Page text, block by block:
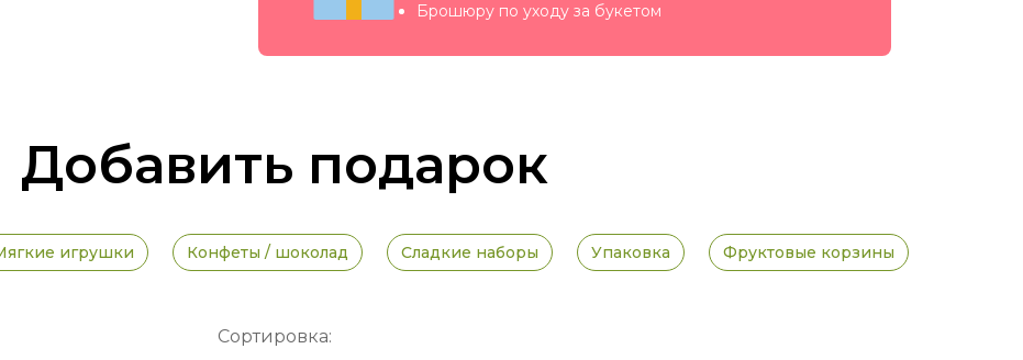
Брошюру по уходу за букетом
Добавить подарок
игрушки Конфеты / шоколад Сладкие наборы Упаковка Фруктовые корзины
Сортировка: